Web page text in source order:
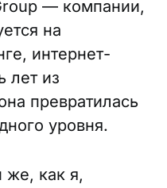
— компании,
на
интернет-
лет из
превратилась
уровня.
же, как я,